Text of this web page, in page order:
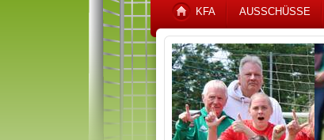
KFA AUSSCHÜSSE